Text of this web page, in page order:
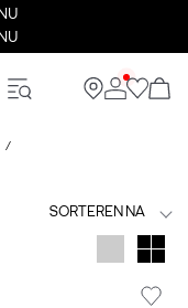
SORTEREN NA